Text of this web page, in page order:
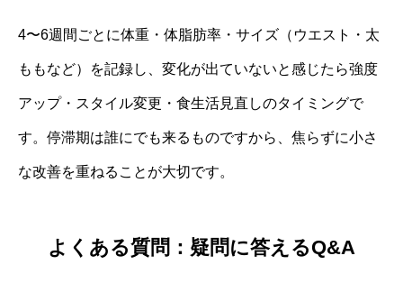
4〜6週間ごとに体重・体脂肪率・サイズ（ウエスト・太
ももなど）を記録し、変化が出ていないと感じたら強度
アップ・スタイル変更・食生活見直しのタイミングで
す。停滞期は誰にでも来るものですから、焦らずに小さ
な改善を重ねることが大切です。
よくある質問：疑問に答えるQ&A